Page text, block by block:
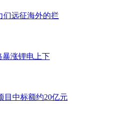
们远征海外的拦
暴涨锂电上下
目中标额约20亿元